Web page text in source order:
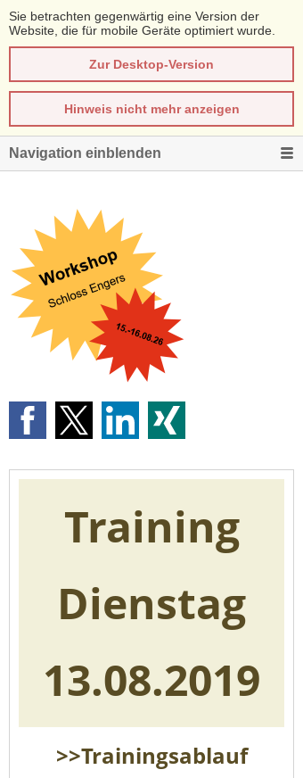
Sie betrachten gegenwärtig eine Version der
Website, die für mobile Geräte optimiert wurde.
Zur Desktop-Version
Hinweis nicht mehr anzeigen
Navigation einblenden
Training
Dienstag
13.08.2019
>>Trainingsablauf